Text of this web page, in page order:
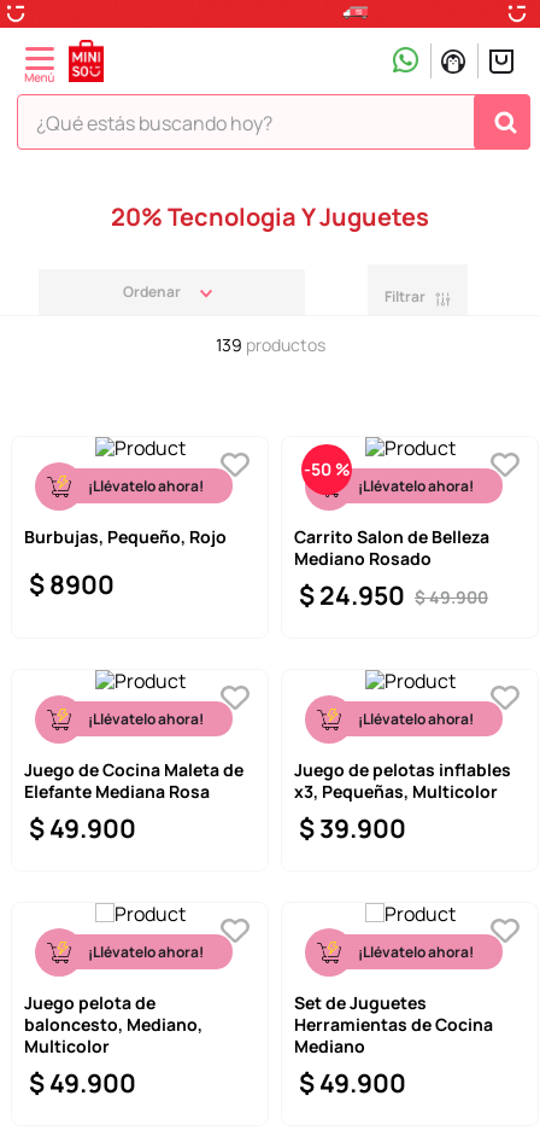
¿Qué estás buscando hoy?
20% Tecnologia Y Juguetes
Filtrar
139 productos
¡Llévatelo ahora!
Burbujas, Pequeño, Rojo
$8900
-50 %
¡Llévatelo ahora!
Carrito Salon de Belleza
Mediano Rosado
$49.900
$24.950
¡Llévatelo ahora!
Juego de Cocina Maleta de
Elefante Mediana Rosa
$49.900
¡Llévatelo ahora!
Juego de pelotas inflables
x3, Pequeñas, Multicolor
$39.900
¡Llévatelo ahora!
Juego pelota de
baloncesto, Mediano,
Multicolor
$49.900
¡Llévatelo ahora!
Set de Juguetes
Herramientas de Cocina
Mediano
$49.900
peluche
toy story
7
disney
8
termos
9.